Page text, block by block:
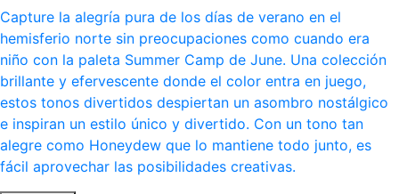
Capture la alegría pura de los días de verano en el
hemisferio norte sin preocupaciones como cuando era
niño con la paleta Summer Camp de June. Una colección
brillante y efervescente donde el color entra en juego,
estos tonos divertidos despiertan un asombro nostálgico
e inspiran un estilo único y divertido. Con un tono tan
alegre como Honeydew que lo mantiene todo junto, es
fácil aprovechar las posibilidades creativas.